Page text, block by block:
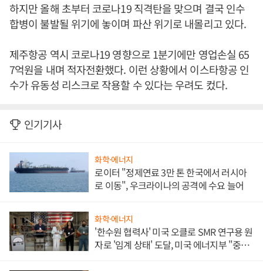
하지만 올해 초부터 코로나19 직격탄을 맞으며 결국 인수
합병이 불발될 위기에 놓이며 파산 위기로 내몰리고 있다.
제주항공 역시 코로나19 영향으로 1분기에만 영업손실 65
7억원을 내며 적자전환했다. 이런 상황에서 이스타항공 인
수가 유동성 리스크로 작용할 수 있다는 우려도 컸다.
인기기사
화학·에너지
로이터 "정제연료 3만 톤 한국에서 러시아
로 이동", 우크라이나의 공격에 수요 늘어
화학·에너지
'한수원 협력사' 미국 오클로 SMR 연구용 원
자로 '임계 상태' 도달, 미국 에너지부 "중요